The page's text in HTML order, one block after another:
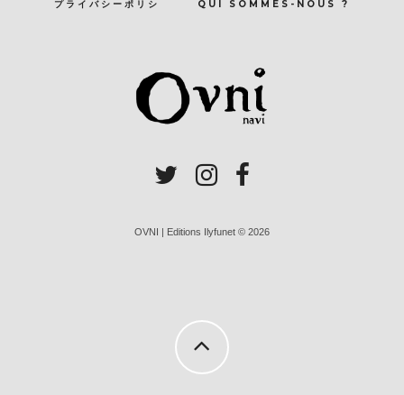
プライバシーポリシ QUI SOMMES-NOUS ?
OVNI | Editions Ilyfunet © 2026